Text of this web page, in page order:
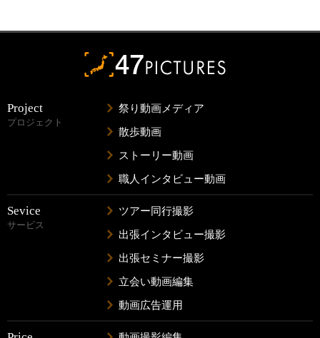
Project
プロジェクト
祭り動画メディア
散歩動画
ストーリー動画
職人インタビュー動画
Sevice
サービス
ツアー同行撮影
出張インタビュー撮影
出張セミナー撮影
立会い動画編集
動画広告運用